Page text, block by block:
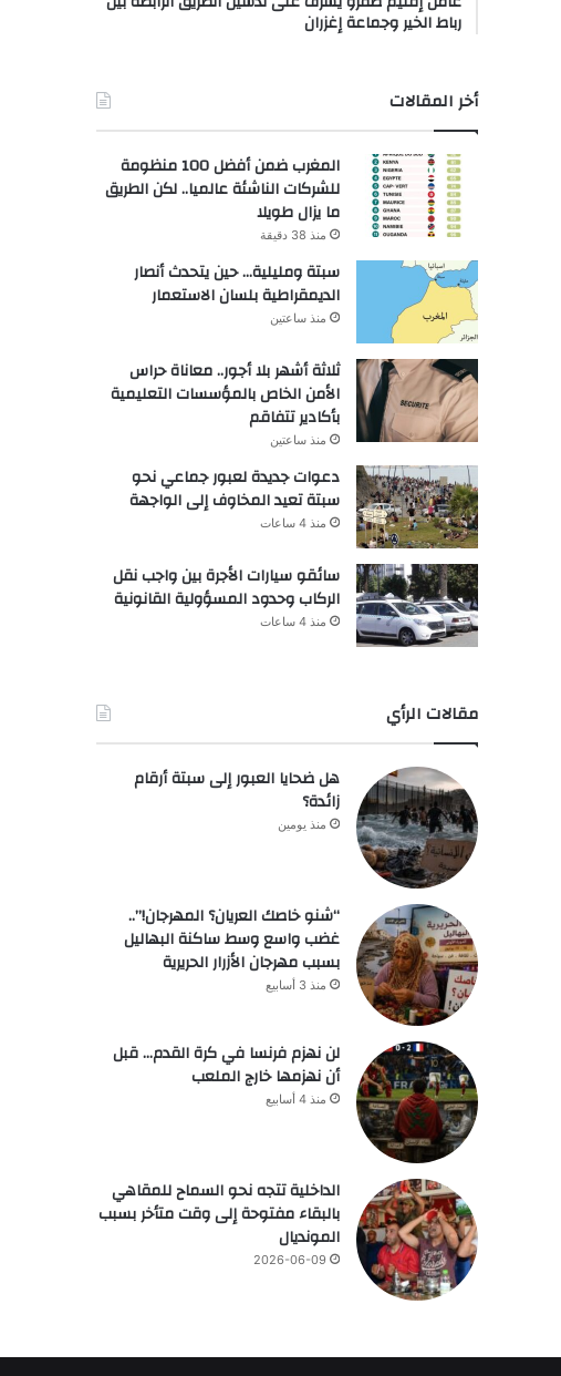
رباط الخير وجماعة إغزران
أخر المقالات
المغرب ضمن أفضل 100 منظومة
للشركات الناشئة عالميا.. لكن الطريق
ما يزال طويلا
منذ 38 دقيقة
سبتة ومليلية… حين يتحدث أنصار
الديمقراطية بلسان الاستعمار
منذ ساعتين
ثلاثة أشهر بلا أجور.. معاناة حراس
الأمن الخاص بالمؤسسات التعليمية
بأكادير تتفاقم
منذ ساعتين
دعوات جديدة لعبور جماعي نحو
سبتة تعيد المخاوف إلى الواجهة
منذ 4 ساعات
سائقو سيارات الأجرة بين واجب نقل
الركاب وحدود المسؤولية القانونية
منذ 4 ساعات
مقالات الرأي
هل ضحايا العبور إلى سبتة أرقام
زائدة؟
منذ يومين
“شنو خاصك العريان؟ المهرجان!”..
غضب واسع وسط ساكنة البهاليل
بسبب مهرجان الأزرار الحريرية
منذ 3 أسابيع
لن نهزم فرنسا في كرة القدم… قبل
أن نهزمها خارج الملعب
منذ 4 أسابيع
الداخلية تتجه نحو السماح للمقاهي
بالبقاء مفتوحة إلى وقت متأخر بسبب
المونديال
2026-06-09